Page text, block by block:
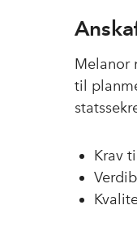
Melanor
til
Krav